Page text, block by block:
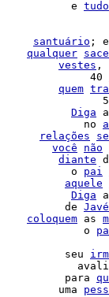
|           e tudo
|
|
santuário ;
qualquer
vestes ,
|              40
quem
|                5
Diga a
|             no
relações
você não
diante
|           o pai
aquele
Diga a
|          de Javé
coloquem as
|             o
|
|          seu
|
|          para
|         uma